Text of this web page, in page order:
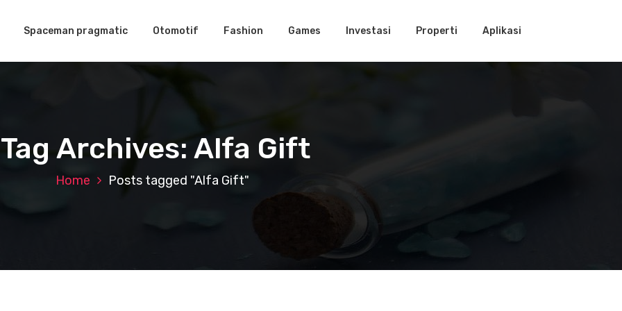
Spaceman pragmatic Otomotif Fashion Games Investasi Properti Aplikasi
Tag Archives: Alfa Gift
Home Posts tagged "Alfa Gift"